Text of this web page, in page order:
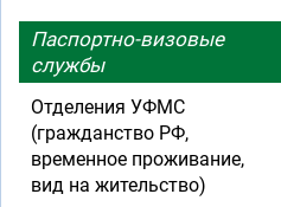
Паспортно-визовые
службы
Отделения УФМС
(гражданство РФ,
временное проживание,
вид на жительство)